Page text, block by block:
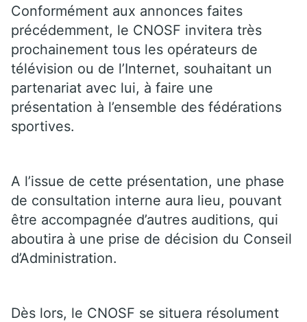
Conformément aux annonces faites
précédemment, le CNOSF invitera très
prochainement tous les opérateurs de
télévision ou de l’Internet, souhaitant un
partenariat avec lui, à faire une
présentation à l’ensemble des fédérations
sportives.
A l’issue de cette présentation, une phase
de consultation interne aura lieu, pouvant
être accompagnée d’autres auditions, qui
aboutira à une prise de décision du Conseil
d’Administration.
Dès lors, le CNOSF se situera résolument